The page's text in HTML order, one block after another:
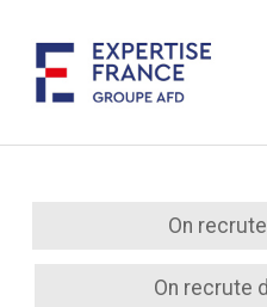
On
On recrute